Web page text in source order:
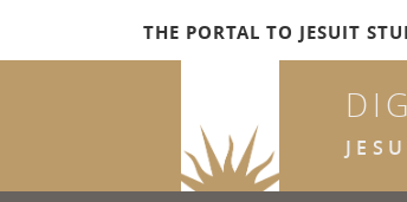
THE PORTAL TO JESUIT